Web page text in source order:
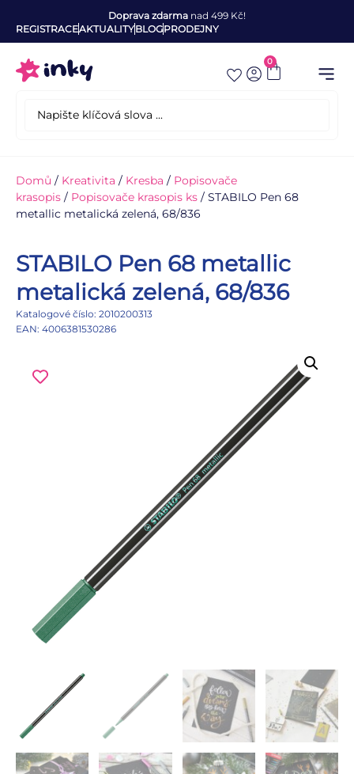
Doprava zdarma nad 499 Kč!
REGISTRACEAKTUALITYBLOGPRODEJNY
0
Domů / Kreativita / Kresba / Popisovače
krasopis / Popisovače krasopis ks / STABILO Pen 68
metallic metalická zelená, 68/836
STABILO Pen 68 metallic
metalická zelená, 68/836
Katalogové číslo: 2010200313
EAN: 4006381530286